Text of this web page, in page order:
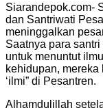
Siarandepok.com-
dan Santriwati
meninggalkan
Saatnya para
untuk menuntut
kehidupan, mereka
‘ilmi” di Pesantren.
Alhamdulillah